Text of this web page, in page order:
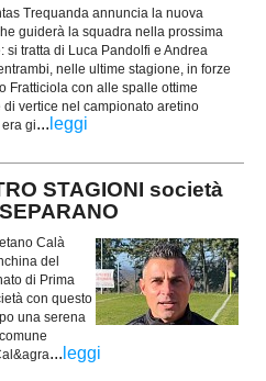
Trequanda annuncia la nuova
guiderà la squadra nella prossima
si tratta di Luca Pandolfi e Andrea
nelle ultime stagione, in forze
Fratticiola con alle spalle ottime
di vertice nel campionato aretino
gi... leggi
STAGIONI società
Calà
del
di Prima
con questo
una serena
... leggi